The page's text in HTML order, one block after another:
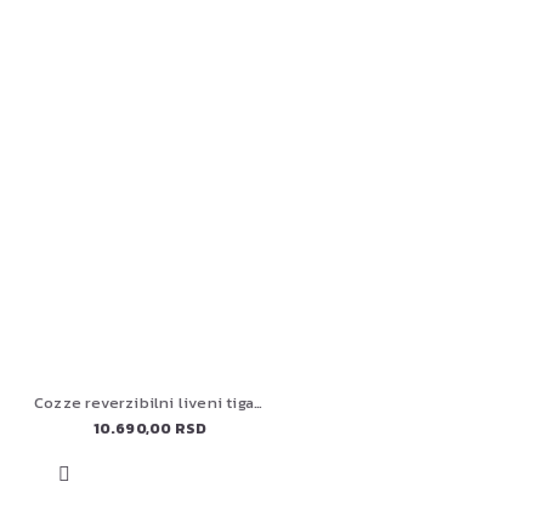
Cozze reverzibilni liveni tiganj sa bambusovim postoljem 330x330 – 90327
10.690,00 RSD